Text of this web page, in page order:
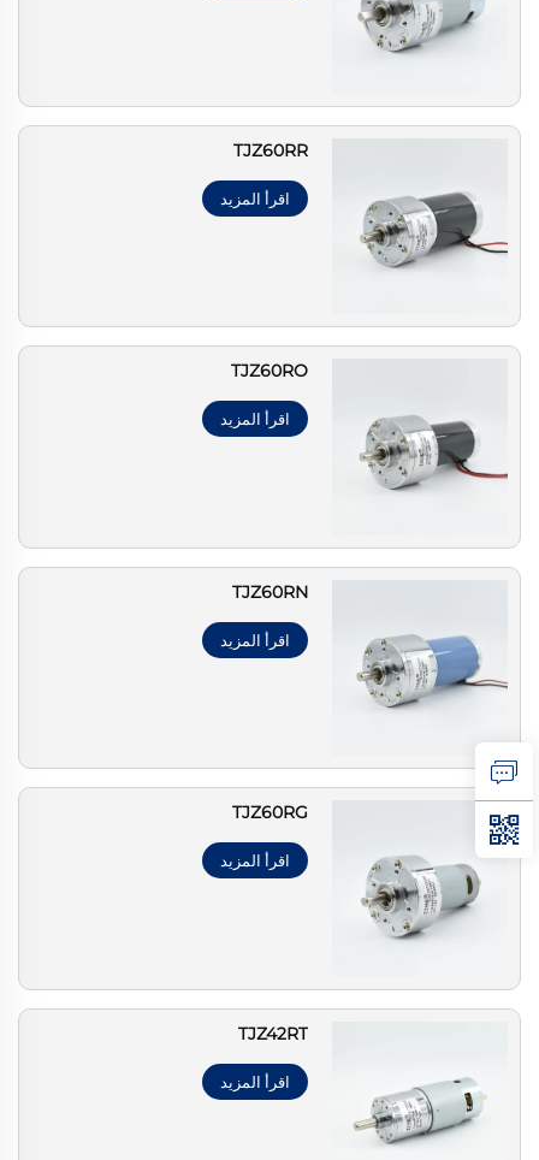
TJZ60RR
اقرأ المزيد
TJZ60RO
اقرأ المزيد
TJZ60RN
اقرأ المزيد
TJZ60RG
اقرأ المزيد
TJZ42RT
اقرأ المزيد